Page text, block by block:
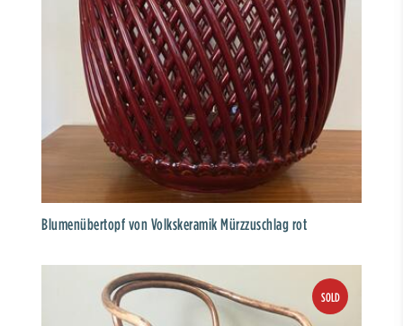
Blumenübertopf von Volkskeramik Mürzzuschlag rot